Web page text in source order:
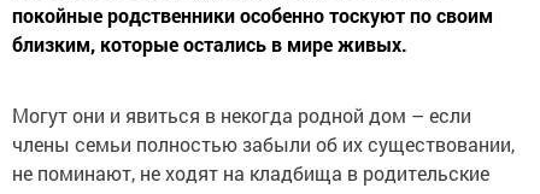
покойные родственники особенно тоскуют по своим
близким, которые остались в мире живых.
Могут они и явиться в некогда родной дом – если
члены семьи полностью забыли об их существовании,
не поминают, не ходят на кладбища в родительские